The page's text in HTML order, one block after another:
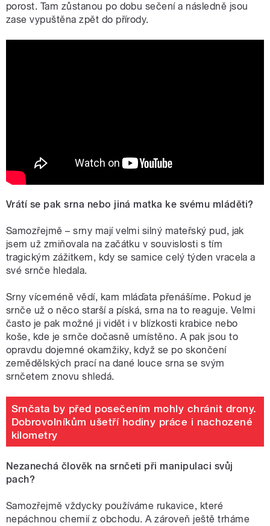
porost. Tam zůstanou po dobu sečení a následně jsou
zase vypuštěna zpět do přírody.
Vrátí se pak srna nebo jiná matka ke svému mláděti?
Samozřejmě – srny mají velmi silný mateřský pud, jak
jsem už zmiňovala na začátku v souvislosti s tím
tragickým zážitkem, kdy se samice celý týden vracela a
své srnče hledala.
Srny víceméně vědí, kam mláďata přenášíme. Pokud je
srnče už o něco starší a píská, srna na to reaguje. Velmi
často je pak možné ji vidět i v blízkosti krabice nebo
koše, kde je srnče dočasně umístěno. A pak jsou to
opravdu dojemné okamžiky, když se po skončení
zemědělských prací na dané louce srna se svým
srnčetem znovu shledá.
Srnčata by před posečením mohly chránit drony.
Dobrovolníkům ušetří hodiny práce i nachozené
kilometry
Nezanechá člověk na srnčeti při manipulaci svůj
pach?
Samozřejmě vždycky používáme rukavice, které
nepáchnou chemií z obchodu. A zároveň ještě trháme